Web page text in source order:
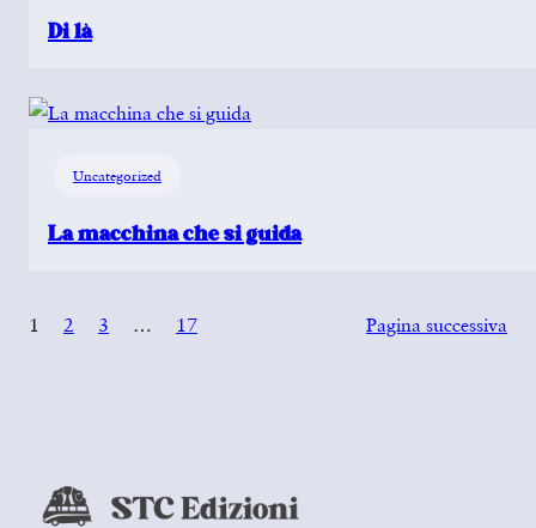
Di là
Uncategorized
La macchina che si guida
1 2 3 … 17 Pagina successiva